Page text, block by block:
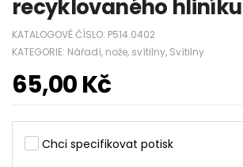
recyklovaného hliníku
KATALOGOVÉ ČÍSLO: P514.0402
KATEGORIE: Nářadí, nože, svítilny, Svítilny
65,00Kč
Chci specifikovat potisk